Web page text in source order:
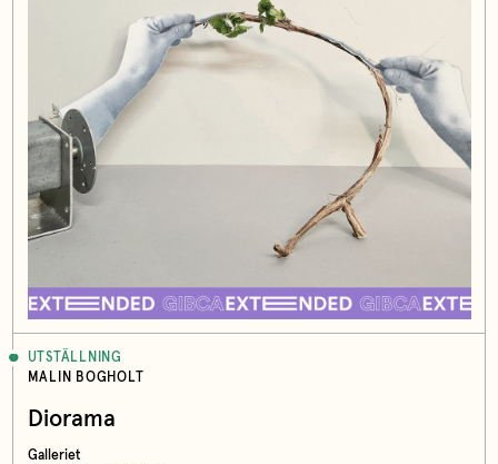
UTSTÄLLNING
MALIN BOGHOLT
Diorama
Galleriet